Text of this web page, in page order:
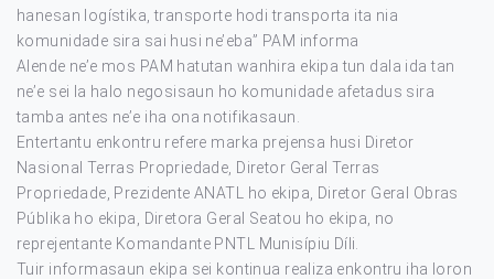
hanesan logístika, transporte hodi transporta ita nia
komunidade sira sai husi ne’eba” PAM informa
Alende ne’e mos PAM hatutan wanhira ekipa tun dala ida tan
ne’e sei la halo negosisaun ho komunidade afetadus sira
tamba antes ne’e iha ona notifikasaun.
Entertantu enkontru refere marka prejensa husi Diretor
Nasional Terras Propriedade, Diretor Geral Terras
Propriedade, Prezidente ANATL ho ekipa, Diretor Geral Obras
Públika ho ekipa, Diretora Geral Seatou ho ekipa, no
reprejentante Komandante PNTL Munisípiu Díli.
Tuir informasaun ekipa sei kontinua realiza enkontru iha loron